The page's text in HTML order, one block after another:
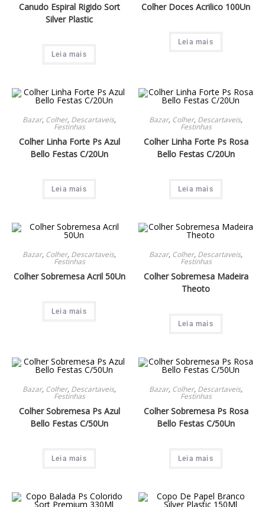
Canudo Espiral Rigido Sort
Silver Plastic
Leia mais
Colher Doces Acrilico 100Un
Leia mais
Bazar, Colher, Descartaveis,
Festinhas
Colher Linha Forte Ps Azul
Bello Festas C/20Un
Leia mais
Bazar, Colher, Descartaveis,
Festinhas
Colher Linha Forte Ps Rosa
Bello Festas C/20Un
Leia mais
Bazar, Colher, Descartaveis,
Festinhas
Colher Sobremesa Acril 50Un
Leia mais
Bazar, Colher, Descartaveis,
Festinhas
Colher Sobremesa Madeira
Theoto
Leia mais
Bazar, Colher, Descartaveis,
Festinhas
Colher Sobremesa Ps Azul
Bello Festas C/50Un
Leia mais
Bazar, Colher, Descartaveis,
Festinhas
Colher Sobremesa Ps Rosa
Bello Festas C/50Un
Leia mais